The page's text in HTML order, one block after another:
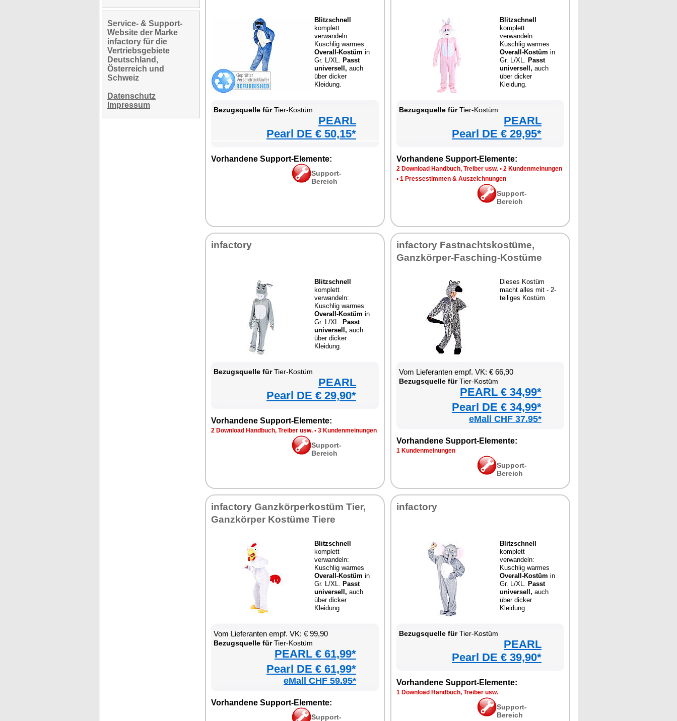
Service- & Support-
Website der Marke
infactory für die
Vertriebsgebiete
Deutschland,
Österreich und
Schweiz
Datenschutz
Impressum
Blitzschnell
komplett
verwandeln:
Kuschlig warmes
Overall-Kostüm in
Gr. L/XL. Passt
universell, auch
über dicker
Kleidung.
Bezugsquelle fürTier-Kostüm
PEARL
Pearl DE € 50,15*
Vorhandene Support-Elemente:
Support-
Bereich
Blitzschnell
komplett
verwandeln:
Kuschlig warmes
Overall-Kostüm in
Gr. L/XL. Passt
universell, auch
über dicker
Kleidung.
Bezugsquelle fürTier-Kostüm
PEARL
Pearl DE € 29,95*
Vorhandene Support-Elemente:
2 Download Handbuch, Treiber usw. • 2 Kundenmeinungen
• 1 Pressestimmen & Auszeichnungen
Support-
Bereich
infactory
Blitzschnell
komplett
verwandeln:
Kuschlig warmes
Overall-Kostüm in
Gr. L/XL. Passt
universell, auch
über dicker
Kleidung.
Bezugsquelle fürTier-Kostüm
PEARL
Pearl DE € 29,90*
Vorhandene Support-Elemente:
2 Download Handbuch, Treiber usw. • 3 Kundenmeinungen
Support-
Bereich
infactory Fastnachtskostüme,
Ganzkörper-Fasching-Kostüme
Dieses Kostüm
macht alles mit - 2-
teiliges Kostüm
Vom Lieferanten empf. VK: € 66,90
Bezugsquelle fürTier-Kostüm
PEARL € 34,99*
Pearl DE € 34,99*
eMall CHF 37.95*
Vorhandene Support-Elemente:
1 Kundenmeinungen
Support-
Bereich
infactory Ganzkörperkostüm Tier,
Ganzkörper Kostüme Tiere
Blitzschnell
komplett
verwandeln:
Kuschlig warmes
Overall-Kostüm in
Gr. L/XL. Passt
universell, auch
über dicker
Kleidung.
Vom Lieferanten empf. VK: € 99,90
Bezugsquelle fürTier-Kostüm
PEARL € 61,99*
Pearl DE € 61,99*
eMall CHF 59.95*
Vorhandene Support-Elemente:
Support-
infactory
Blitzschnell
komplett
verwandeln:
Kuschlig warmes
Overall-Kostüm in
Gr. L/XL. Passt
universell, auch
über dicker
Kleidung.
Bezugsquelle fürTier-Kostüm
PEARL
Pearl DE € 39,90*
Vorhandene Support-Elemente:
1 Download Handbuch, Treiber usw.
Support-
Bereich